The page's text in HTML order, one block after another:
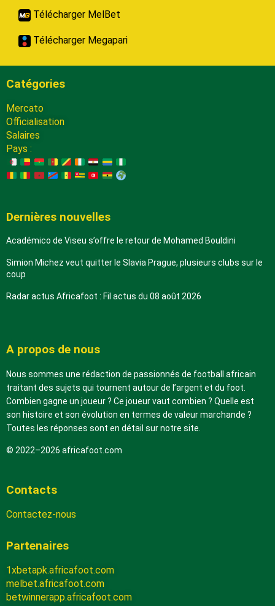
Télécharger MelBet
Télécharger Megapari
Catégories
Mercato
Officialisation
Salaires
Pays :
Dernières nouvelles
Académico de Viseu s’offre le retour de Mohamed Bouldini
Simion Michez veut quitter le Slavia Prague, plusieurs clubs sur le
coup
Radar actus Africafoot : Fil actus du 08 août 2026
A propos de nous
Nous sommes une rédaction de passionnés de football africain
traitant des sujets qui tournent autour de l’argent et du foot.
Combien gagne un joueur ? Ce joueur vaut combien ? Quelle est
son histoire et son évolution en termes de valeur marchande ?
Toutes les réponses sont en détail sur notre site.
© 2022–2026 africafoot.com
Contacts
Contactez-nous
Partenaires
1xbetapk.africafoot.com
melbet.africafoot.com
betwinnerapp.africafoot.com